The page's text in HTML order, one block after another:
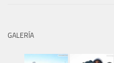
GALERÍA